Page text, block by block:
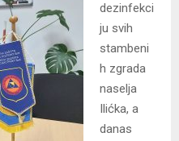
dezinfekci
ju svih
stambeni
h zgrada
naselja
Ilićka, a
danas